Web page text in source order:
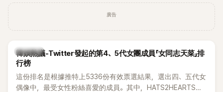
廣告
熱議討論
韓娛熱議-Twitter發起的第4、5代女團成員「女同志天菜」排
行榜
這份排名是根據推特上5336份有效票選結果，選出四、五代女
偶像中，最受女性粉絲喜愛的成員。其中，HATS2HEARTS成